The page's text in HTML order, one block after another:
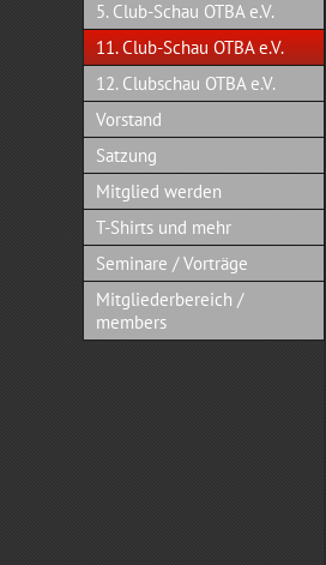
5. Club-Schau OTBA e.V.
11. Club-Schau OTBA e.V.
12. Clubschau OTBA e.V.
Vorstand
Satzung
Mitglied werden
T-Shirts und mehr
Seminare / Vorträge
Mitgliederbereich /
members